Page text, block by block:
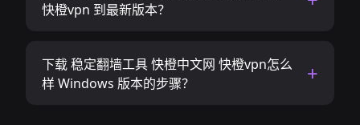
快橙vpn 到最新版本？
下载 稳定翻墙工具 快橙中文网 快橙vpn怎么
样 Windows 版本的步骤？